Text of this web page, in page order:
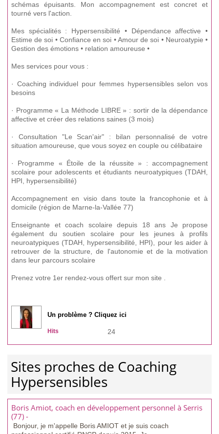
schémas épuisants. Mon accompagnement est concret et
tourné vers l'action.
Mes spécialités : Hypersensibilité • Dépendance affective •
Estime de soi • Confiance en soi • Amour de soi • Neuroatypie •
Gestion des émotions • relation amoureuse •
Mes services pour vous :
· Coaching individuel pour femmes hypersensibles selon vos
besoins
· Programme « La Méthode LIBRE » : sortir de la dépendance
affective et créer des relations saines (3 mois)
· Consultation "Le Scan'air" : bilan personnalisé de votre
situation amoureuse, que vous soyez en couple ou célibataire
· Programme « Étoile de la réussite » : accompagnement
scolaire pour adolescents et étudiants neuroatypiques (TDAH,
HPI, hypersensibilité)
Accompagnement en visio dans toute la francophonie et à
domicile (région de Marne-la-Vallée 77)
Enseignante et coach scolaire depuis 18 ans Je propose
également du soutien scolaire pour les jeunes à profils
neuroatypiques (TDAH, hypersensibilité, HPI), pour les aider à
retrouver de la structure, de l'autonomie et de la motivation
dans leur parcours scolaire
Prenez votre 1er rendez-vous offert sur mon site .
Un problème ? Cliquez ici
Hits 24
Sites proches de Coaching
Hypersensibles
Boris Amiot, coach en développement personnel à Serris
(77) -
Bonjour, je m'appelle Boris AMIOT et je suis coach